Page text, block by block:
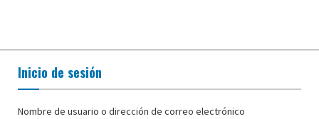
Inicio de sesión
Nombre de usuario o dirección de correo electrónico